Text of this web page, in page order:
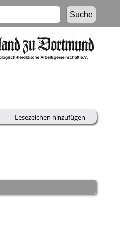
Lesezeichen hinzufügen